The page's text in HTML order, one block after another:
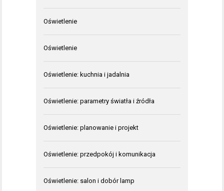
Oświetlenie
Oświetlenie
Oświetlenie: kuchnia i jadalnia
Oświetlenie: parametry światła i źródła
Oświetlenie: planowanie i projekt
Oświetlenie: przedpokój i komunikacja
Oświetlenie: salon i dobór lamp